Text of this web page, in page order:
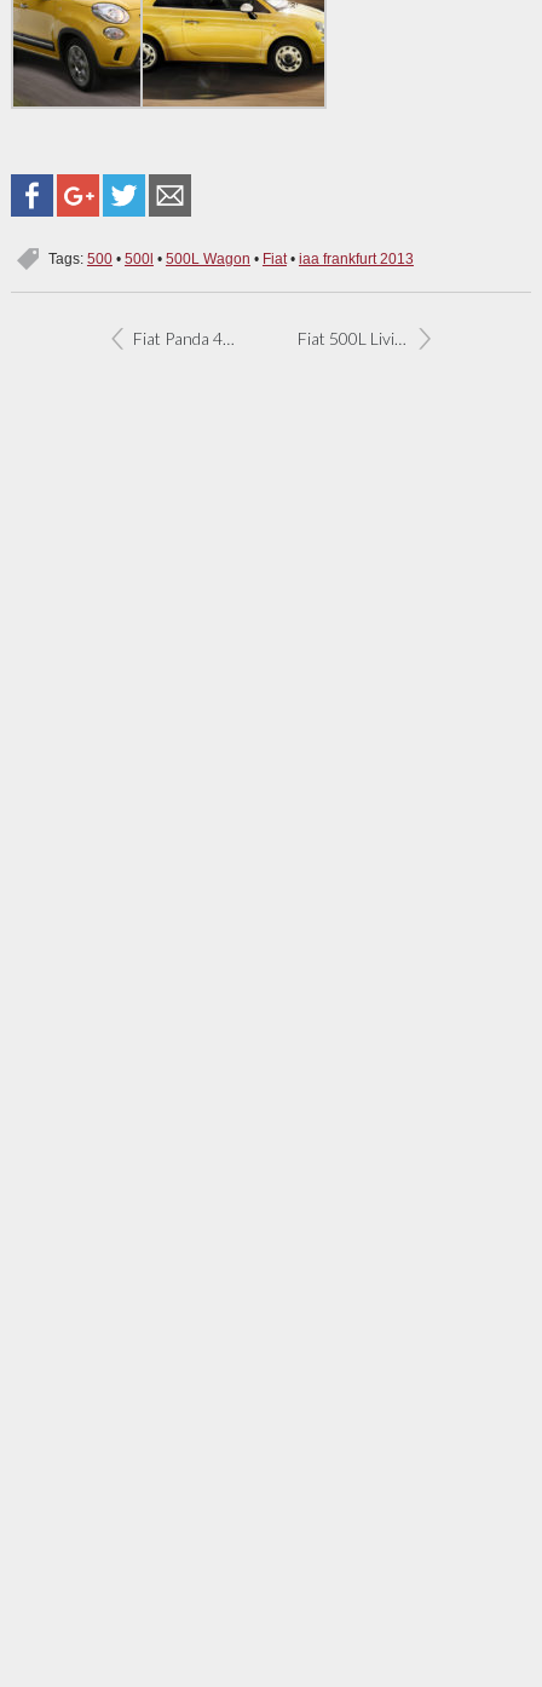
Tags: 500• 500l • 500L Wagon • Fiat• iaa frankfurt 2013
Fiat Panda 4×4 Antartica: omdat de 4×4 30 jaar bestaat Fiat 500L Living en 500L Trekking geprijsd